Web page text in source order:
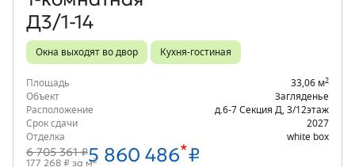
Д3/1-14
Окна выходят во двор Кухня-гостиная
Площадь 33,06 м2
Объект
Загляденье
Расположение
д.6-7 Секция Д 3/12этаж
Срок сдачи
2027
Отделка
white box
6 705 361 ₽5 860 486*₽
177 268 ₽ за м2